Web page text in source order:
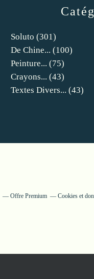
Soluto (301)
De Chine... (100)
Peinture... (75)
Crayons... (43)
Textes Divers... (43)
Offre Premium Cookies et